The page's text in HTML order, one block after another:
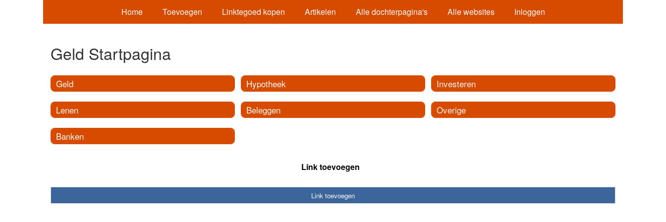
Home Toevoegen Linktegoed kopen Artikelen Alle dochterpagina's Alle websites Inloggen
Geld Startpagina
Geld
Lenen
Banken
Hypotheek
Beleggen
Investeren
Overige
Link toevoegen
Link toevoegen